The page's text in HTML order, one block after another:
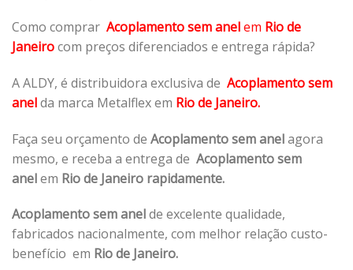
Como comprar Acoplamento sem anelem Rio de
Janeirocom preços diferenciados e entrega rápida?
A ALDY, é distribuidora exclusiva de Acoplamento sem
anelda marca Metalflex em Rio de Janeiro.
Faça seu orçamento de Acoplamento sem anelagora
mesmo, e receba a entrega de Acoplamento sem
anelem Rio de Janeiro rapidamente.
Acoplamento sem anelde excelente qualidade,
fabricados nacionalmente, com melhor relação custo-
benefício em Rio de Janeiro.